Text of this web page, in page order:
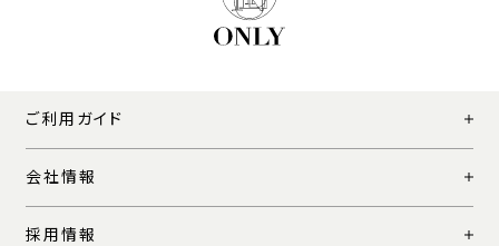
ご利用ガイド
会社情報
採用情報